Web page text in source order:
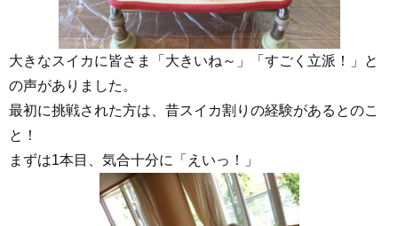
大きなスイカに皆さま「大きいね～」「すごく立派！」と
の声がありました。
最初に挑戦された方は、昔スイカ割りの経験があるとのこ
と！
まずは1本目、気合十分に「えいっ！」